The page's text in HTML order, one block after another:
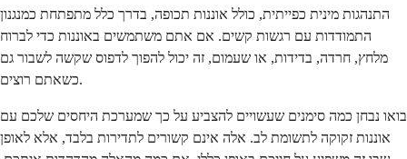
התנהגות מינית כפייתית, כולל אוננות תכופה, בדרך כלל מתפתחת כמנגנון
התמודדות עם רגשות קשים. אם אתם משתמשים באוננות כדי לברוח
מלחץ, חרדה, בדידות, או שעמום, זה יכול להפוך לדפוס שקשה לשבור גם
כשאתם רוצים.
בואו נבחן כמה סימנים שעשויים להצביע על כך שמערכת היחסים שלכם עם
אוננות זקוקה לתשומת לב. אלה אינם קשורים לתדירות בלבד, אלא לאופן